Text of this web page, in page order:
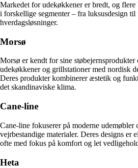
Markedet for udekøkkener er bredt, og flere
i forskellige segmenter – fra luksusdesign
hverdagsløsninger.
Morsø
Morsø er kendt for sine
udekøkkener og grillstationer med nordisk
Deres produkter kombinerer æstetik og
det skandinaviske klima.
Cane-line
Cane-line fokuserer på moderne udemøbler
vejrbestandige materialer. Deres designs er
ofte med fokus på komfort og let
Heta